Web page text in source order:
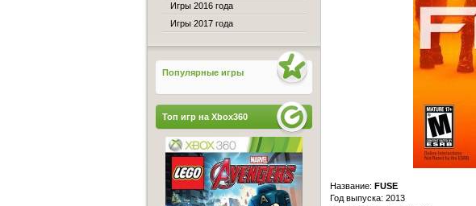
Название: FUSE
Год выпуска: 2013
Игры 2016 года
Игры 2017 года
Популярные игры
Топ игр на Xbox360